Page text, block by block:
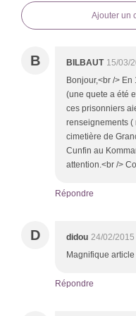
Ajouter un
B BILBAUT 15/03/
Bonjour,<br />
(une quete a été
ces prisonniers
renseignements (
cimetière de
Cunfin au
attention.<br />
Répondre
D didou 24/02/2015
Magnifique article
Répondre